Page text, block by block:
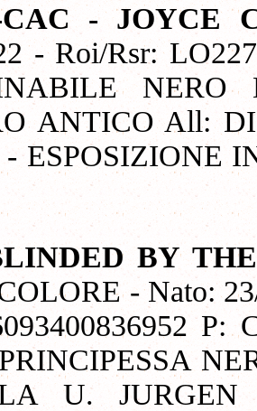
- JOYCE
- Roi/Rsr:
ANTICO All:
ESPOSIZIONE
BY
- Nato:
U.